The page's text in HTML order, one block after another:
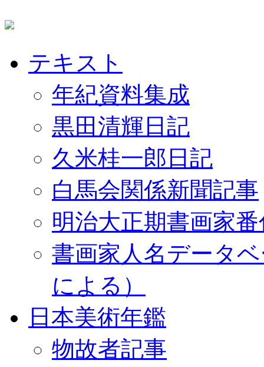
テキスト
年紀資料集成
黒田清輝日記
久米桂一郎日記
白馬会関係新聞記事
明治大正期書画家
書画家人名データ
による）
日本美術年鑑
物故者記事